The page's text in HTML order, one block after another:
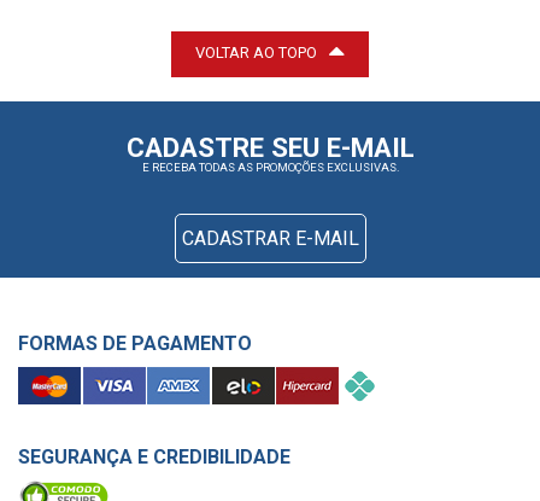
VOLTAR AO TOPO
CADASTRE SEU E-MAIL
E RECEBA TODAS AS PROMOÇÕES EXCLUSIVAS.
CADASTRAR E-MAIL
FORMAS DE PAGAMENTO
SEGURANÇA E CREDIBILIDADE